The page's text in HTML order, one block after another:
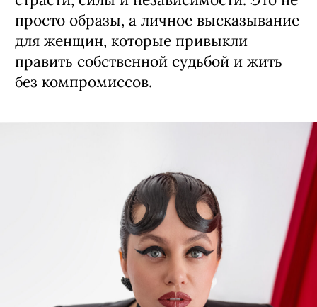
Это коллаборация брендовBright me и
ANIBALAKс издателем журнала
Собака.ruАнастасией Скиба.
Драматичный триумф черного,
бескомпромиссного красного и
просто образы, а личное высказывание
для женщин, которые привыкли
править собственной судьбой и жить
без компромиссов.